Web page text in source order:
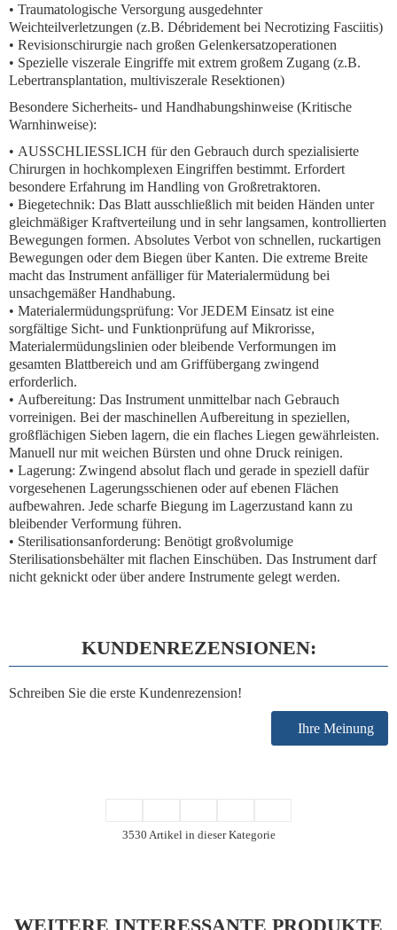
• Traumatologische Versorgung ausgedehnter
Weichteilverletzungen (z.B. Débridement bei Necrotizing Fasciitis)
• Revisionschirurgie nach großen Gelenkersatzoperationen
• Spezielle viszerale Eingriffe mit extrem großem Zugang (z.B.
Lebertransplantation, multiviszerale Resektionen)
Besondere Sicherheits- und Handhabungshinweise (Kritische
Warnhinweise):
• AUSSCHLIESSLICH für den Gebrauch durch spezialisierte
Chirurgen in hochkomplexen Eingriffen bestimmt. Erfordert
besondere Erfahrung im Handling von Großretraktoren.
• Biegetechnik: Das Blatt ausschließlich mit beiden Händen unter
gleichmäßiger Kraftverteilung und in sehr langsamen, kontrollierten
Bewegungen formen. Absolutes Verbot von schnellen, ruckartigen
Bewegungen oder dem Biegen über Kanten. Die extreme Breite
macht das Instrument anfälliger für Materialermüdung bei
unsachgemäßer Handhabung.
• Materialermüdungsprüfung: Vor JEDEM Einsatz ist eine
sorgfältige Sicht- und Funktionprüfung auf Mikrorisse,
Materialermüdungslinien oder bleibende Verformungen im
gesamten Blattbereich und am Griffübergang zwingend
erforderlich.
• Aufbereitung: Das Instrument unmittelbar nach Gebrauch
vorreinigen. Bei der maschinellen Aufbereitung in speziellen,
großflächigen Sieben lagern, die ein flaches Liegen gewährleisten.
Manuell nur mit weichen Bürsten und ohne Druck reinigen.
• Lagerung: Zwingend absolut flach und gerade in speziell dafür
vorgesehenen Lagerungsschienen oder auf ebenen Flächen
aufbewahren. Jede scharfe Biegung im Lagerzustand kann zu
bleibender Verformung führen.
• Sterilisationsanforderung: Benötigt großvolumige
Sterilisationsbehältermit flachen Einschüben. Das Instrument darf
nicht geknickt oder über andere Instrumente gelegt werden.
KUNDENREZENSIONEN:
Schreiben Sie die erste Kundenrezension!
Ihre Meinung
3530 Artikel in dieser Kategorie
WEITERE INTERESSANTE PRODUKTE